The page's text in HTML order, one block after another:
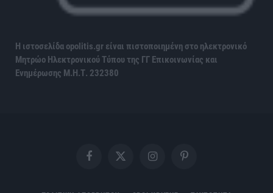
Η ιστοσελίδα opolitis.gr είναι πιστοποιημένη στο ηλεκτρονικό
Μητρώο Ηλεκτρονικού Τύπου της ΓΓ Επικοινωνίας και
Ενημέρωσης Μ.Η.Τ. 232380
Facebook X
InstagramPinterest